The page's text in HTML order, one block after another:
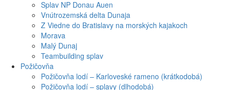
Splav NP Donau Auen
Vnútrozemská delta Dunaja
Z Viedne do Bratislavy na morských kajakoch
Morava
Malý Dunaj
Teambuilding splav
Požičovňa
Požičovňa lodí – Karloveské rameno (krátkodobá)
Požičovňa lodí – splavy (dlhodobá)